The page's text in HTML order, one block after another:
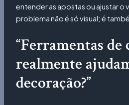
entender as apostas ou ajustar o
problema não é só visual; é
“Ferramentas
realmente
decoração?”